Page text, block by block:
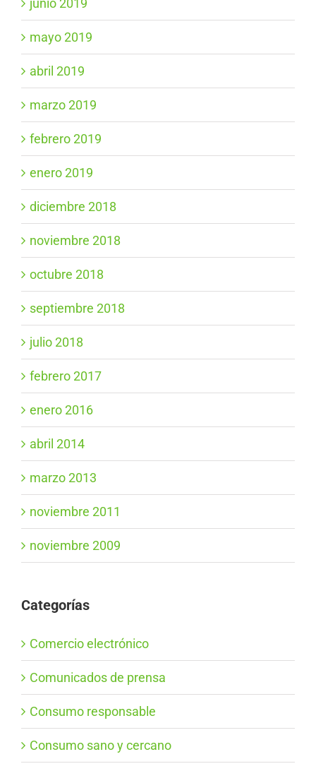
junio 2019
mayo 2019
abril 2019
marzo 2019
febrero 2019
enero 2019
diciembre 2018
noviembre 2018
octubre 2018
septiembre 2018
julio 2018
febrero 2017
enero 2016
abril 2014
marzo 2013
noviembre 2011
noviembre 2009
Categorías
Comercio electrónico
Comunicados de prensa
Consumo responsable
Consumo sano y cercano